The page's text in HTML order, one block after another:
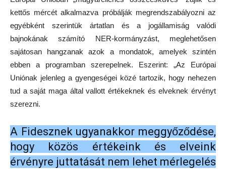
kettős mércét alkalmazva próbálják megrendszabályozni az
egyébként szerintük ártatlan és a jogállamiság valódi
bajnokának számító NER-kormányzást, meglehetősen
sajátosan hangzanak azok a mondatok, amelyek szintén
ebben a programban szerepelnek. Eszerint: „Az Európai
Uniónak jelenleg a gyengeségei közé tartozik, hogy nehezen
tud a saját maga által vallott értékeknek és elveknek érvényt
szerezni.
A Fidesznek ugyanakkor meggyőződése,
hogy közös értékeink és elveink
érvényre juttatását nem lehet mérlegelés